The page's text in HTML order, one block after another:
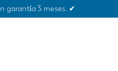
garantía 3 meses. ✔